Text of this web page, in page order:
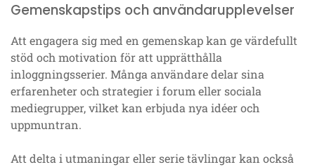
Gemenskapstips och användarupplevelser
Att engagera sig med en gemenskap kan ge värdefullt
stöd och motivation för att upprätthålla
inloggningsserier. Många användare delar sina
erfarenheter och strategier i forum eller sociala
mediegrupper, vilket kan erbjuda nya idéer och
uppmuntran.
Att delta i utmaningar eller serie tävlingar kan också